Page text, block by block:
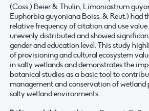
(Coss.) Beier & Thulin, Limoniastrum
Euphorbia guyoniana Boiss. & Reut.) had
relative frequency of citation and use
unevenly distributed and showed
gender and education level. This study
of provisioning and cultural ecosystem
in salty wetlands and demonstrates the
botanical studies as a basic tool to
management and conservation of wetland
salty wetland environments.